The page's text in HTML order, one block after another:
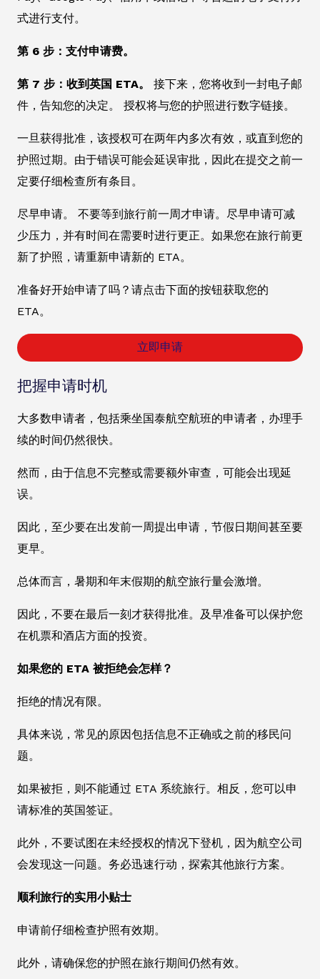
式进行支付。
第 6 步：支付申请费。
第 7 步：收到英国 ETA。 接下来，您将收到一封电子邮
件，告知您的决定。 授权将与您的护照进行数字链接。
一旦获得批准，该授权可在两年内多次有效，或直到您的
护照过期。由于错误可能会延误审批，因此在提交之前一
定要仔细检查所有条目。
尽早申请。 不要等到旅行前一周才申请。尽早申请可减
少压力，并有时间在需要时进行更正。如果您在旅行前更
新了护照，请重新申请新的 ETA。
准备好开始申请了吗？请点击下面的按钮获取您的
ETA。
立即申请
把握申请时机
大多数申请者，包括乘坐国泰航空航班的申请者，办理手
续的时间仍然很快。
然而，由于信息不完整或需要额外审查，可能会出现延
误。
因此，至少要在出发前一周提出申请，节假日期间甚至要
更早。
总体而言，暑期和年末假期的航空旅行量会激增。
因此，不要在最后一刻才获得批准。及早准备可以保护您
在机票和酒店方面的投资。
如果您的 ETA 被拒绝会怎样？
拒绝的情况有限。
具体来说，常见的原因包括信息不正确或之前的移民问
题。
如果被拒，则不能通过 ETA 系统旅行。相反，您可以申
请标准的英国签证。
此外，不要试图在未经授权的情况下登机，因为航空公司
会发现这一问题。务必迅速行动，探索其他旅行方案。
顺利旅行的实用小贴士
申请前仔细检查护照有效期。
此外，请确保您的护照在旅行期间仍然有效。